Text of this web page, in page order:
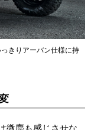
きりアーバン仕様に持
微塵も感じさせな